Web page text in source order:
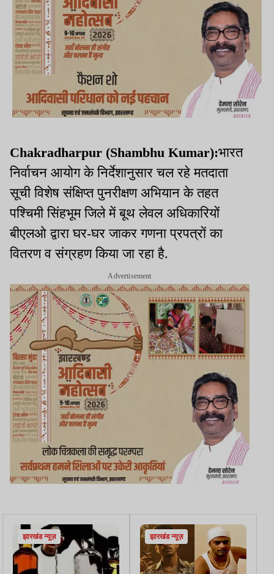
Chakradharpur (Shambhu Kumar):भारत
निर्वाचन आयोग के निर्देशानुसार चल रहे मतदाता
सूची विशेष संक्षिप्त पुनरीक्षण अभियान के तहत
पश्चिमी सिंहभूम जिले में बूथ लेवल अधिकारियों
बीएलओ द्वारा घर-घर जाकर गणना प्रपत्रों का
वितरण व संग्रहण किया जा रहा है.
Advertisement
झारखंड न्यूज़ झारखंड न्यूज़